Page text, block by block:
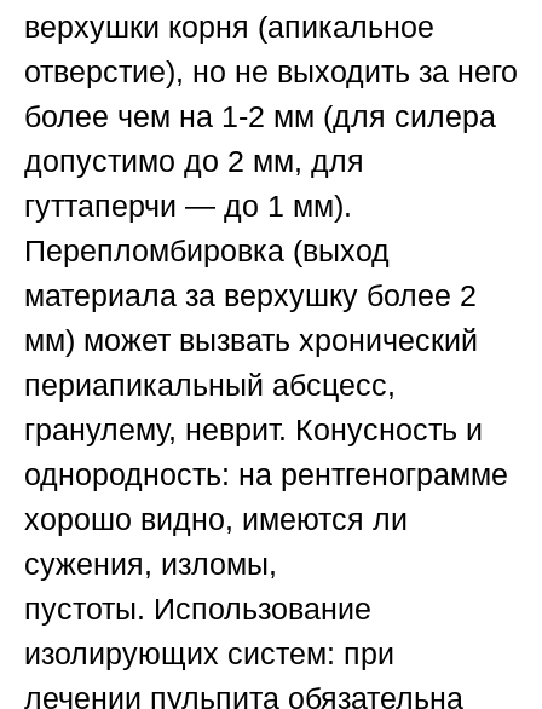
верхушки корня (апикальное
отверстие), но не выходить за него
более чем на 1-2 мм (для силера
допустимо до 2 мм, для
гуттаперчи — до 1 мм).
Перепломбировка (выход
материала за верхушку более 2
мм) может вызвать хронический
периапикальный абсцесс,
гранулему, неврит. Конусность и
однородность: на рентгенограмме
хорошо видно, имеются ли
сужения, изломы,
пустоты. Использование
изолирующих систем: при
лечении пульпита обязательна